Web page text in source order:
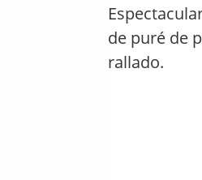
de puré de
rallado.